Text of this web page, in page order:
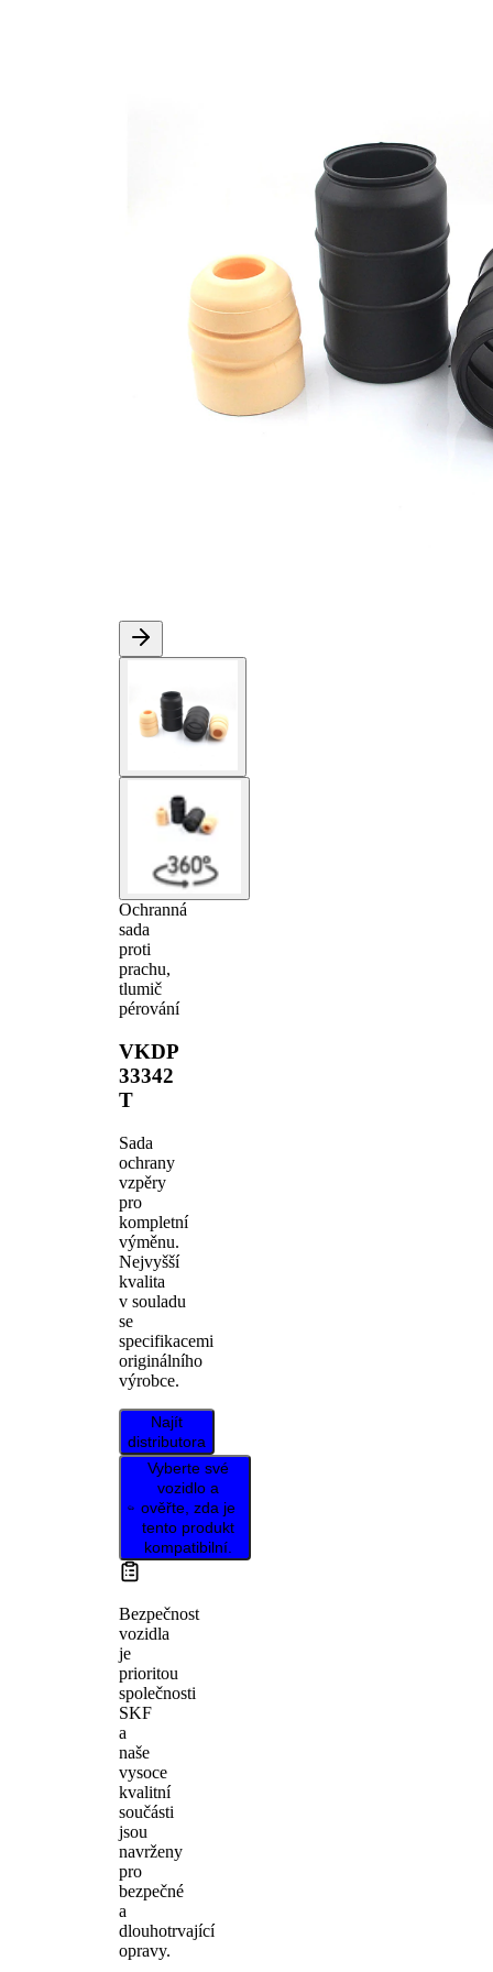
Ochranná
sada
proti
prachu,
tlumič
pérování
VKDP
33342
T
Sada
ochrany
vzpěry
pro
kompletní
výměnu.
Nejvyšší
kvalita
v souladu
se
specifikacemi
originálního
výrobce.
Najít
distributora
Vyberte své
vozidlo a
ověřte, zda je
tento produkt
kompatibilní.
Bezpečnost
vozidla
je
prioritou
společnosti
SKF
a
naše
vysoce
kvalitní
součásti
jsou
navrženy
pro
bezpečné
a
dlouhotrvající
opravy.